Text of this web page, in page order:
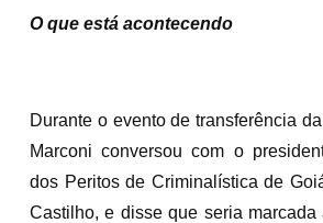
O que está acontecendo
Durante o evento de transferência
Marconi conversou com o
dos Peritos de Criminalística de
Castilho, e disse que seria marcada